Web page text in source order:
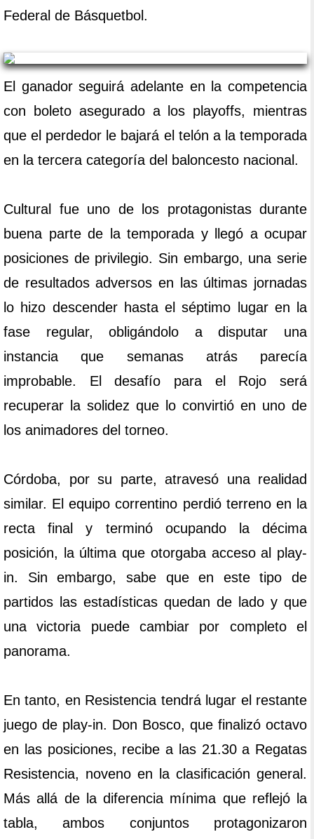
Federal de Básquetbol.
El ganador seguirá adelante en la competencia
con boleto asegurado a los playoffs, mientras
que el perdedor le bajará el telón a la temporada
en la tercera categoría del baloncesto nacional.
Cultural fue uno de los protagonistas durante
buena parte de la temporada y llegó a ocupar
posiciones de privilegio. Sin embargo, una serie
de resultados adversos en las últimas jornadas
lo hizo descender hasta el séptimo lugar en la
fase regular, obligándolo a disputar una
instancia que semanas atrás parecía
improbable. El desafío para el Rojo será
recuperar la solidez que lo convirtió en uno de
los animadores del torneo.
Córdoba, por su parte, atravesó una realidad
similar. El equipo correntino perdió terreno en la
recta final y terminó ocupando la décima
posición, la última que otorgaba acceso al play-
in. Sin embargo, sabe que en este tipo de
partidos las estadísticas quedan de lado y que
una victoria puede cambiar por completo el
panorama.
En tanto, en Resistencia tendrá lugar el restante
juego de play-in. Don Bosco, que finalizó octavo
en las posiciones, recibe a las 21.30 a Regatas
Resistencia, noveno en la clasificación general.
Más allá de la diferencia mínima que reflejó la
tabla, ambos conjuntos protagonizaron